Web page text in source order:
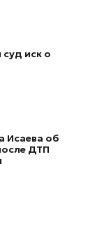
иск о
Исаева об
ДТП